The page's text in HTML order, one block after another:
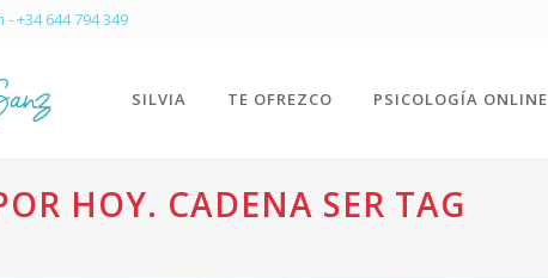
-+34 644 794 349
SILVIA TE OFREZCO PSICOLOGÍA ONLINE
HOY. CADENA SER TAG